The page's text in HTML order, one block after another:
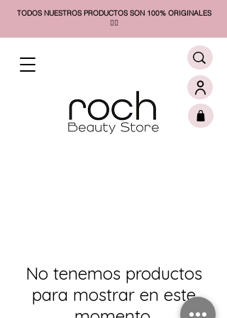
TODOS NUESTROS PRODUCTOS SON 100% ORIGINALES
❤️‍🔥​
No tenemos productos
para mostrar en este